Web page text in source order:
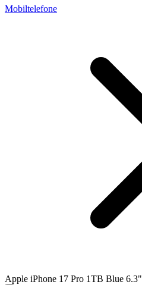
Mobiltelefone
Apple iPhone 17 Pro 1TB Blue 6.3"